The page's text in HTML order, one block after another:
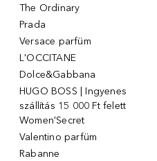
The Ordinary
Prada
Versace parfüm
L'OCCITANE
Dolce&Gabbana
HUGO BOSS | Ingyenes
szállítás 15 000 Ft felett
Women'Secret
Valentino parfüm
Rabanne